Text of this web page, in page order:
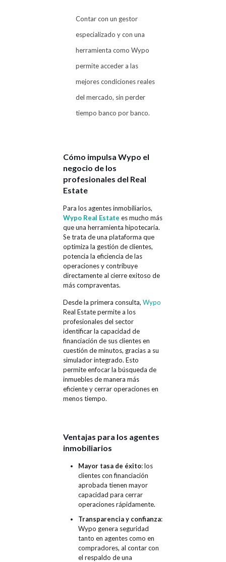
Contar con un gestor
especializado y con una
herramienta como Wypo
permite acceder a las
mejores condiciones reales
del mercado, sin perder
tiempo banco por banco.
Cómo impulsa Wypo el
negocio de los
profesionales del Real
Estate
Para los agentes inmobiliarios,
Wypo Real Estate es mucho más
que una herramienta hipotecaria.
Se trata de una plataforma que
optimiza la gestión de clientes,
potencia la eficiencia de las
operaciones y contribuye
directamente al cierre exitoso de
más compraventas.
Desde la primera consulta, Wypo
Real Estate permite a los
profesionales del sector
identificar la capacidad de
financiación de sus clientes en
cuestión de minutos, gracias a su
simulador integrado. Esto
permite enfocar la búsqueda de
inmuebles de manera más
eficiente y cerrar operaciones en
menos tiempo.
Ventajas para los agentes
inmobiliarios
Mayor tasa de éxito: los
clientes con financiación
aprobada tienen mayor
capacidad para cerrar
operaciones rápidamente.
Transparencia y confianza:
Wypo genera seguridad
tanto en agentes como en
compradores, al contar con
el respaldo de una